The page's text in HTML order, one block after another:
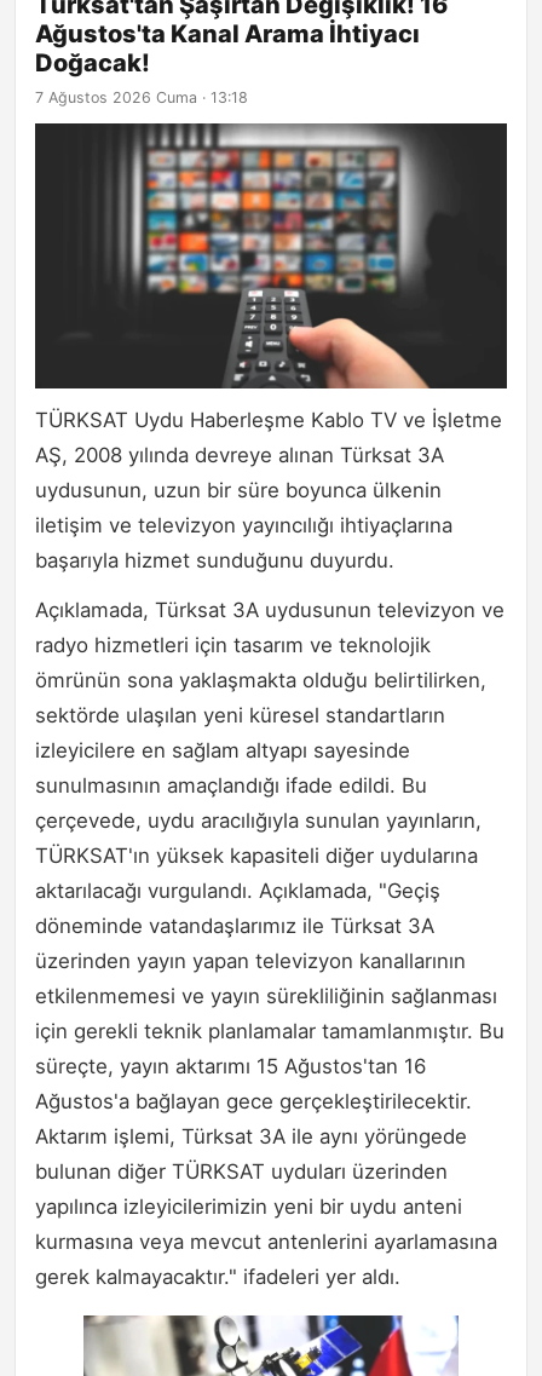
Ağustos'ta Kanal Arama İhtiyacı
Doğacak!
7 Ağustos 2026 Cuma · 13:18
TÜRKSAT Uydu Haberleşme Kablo TV ve İşletme
AŞ, 2008 yılında devreye alınan Türksat 3A
uydusunun, uzun bir süre boyunca ülkenin
iletişim ve televizyon yayıncılığı ihtiyaçlarına
başarıyla hizmet sunduğunu duyurdu.
Açıklamada, Türksat 3A uydusunun televizyon ve
radyo hizmetleri için tasarım ve teknolojik
ömrünün sona yaklaşmakta olduğu belirtilirken,
sektörde ulaşılan yeni küresel standartların
izleyicilere en sağlam altyapı sayesinde
sunulmasının amaçlandığı ifade edildi. Bu
çerçevede, uydu aracılığıyla sunulan yayınların,
TÜRKSAT'ın yüksek kapasiteli diğer uydularına
aktarılacağı vurgulandı. Açıklamada, "Geçiş
döneminde vatandaşlarımız ile Türksat 3A
üzerinden yayın yapan televizyon kanallarının
etkilenmemesi ve yayın sürekliliğinin sağlanması
için gerekli teknik planlamalar tamamlanmıştır. Bu
süreçte, yayın aktarımı 15 Ağustos'tan 16
Ağustos'a bağlayan gece gerçekleştirilecektir.
Aktarım işlemi, Türksat 3A ile aynı yörüngede
bulunan diğer TÜRKSAT uyduları üzerinden
yapılınca izleyicilerimizin yeni bir uydu anteni
kurmasına veya mevcut antenlerini ayarlamasına
gerek kalmayacaktır." ifadeleri yer aldı.